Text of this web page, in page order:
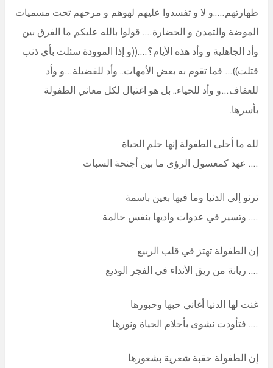
طهارتهم…..و لا و تفسدوا عليهم لهوهم و مرحهم تحت مسميات
الموضة والتمدن و الحضارة…. قولوا بالله عليكم ما الفرق بين
وأد الجاهلية و وأد هذه الأيام؟….((و إذا الموودة سئلت بأي ذنب
قتلت))… فما تقوم به بعض الأمهات.. وأد للفضيلة…و وأد
للعفاف…و وأد للحياء.. بل هو اغتيال لكل معاني الطفولة
بأسرها.
لله ما أحلى الطفولة إنها حلم الحياة
…. عهد كمعسول الرؤى ما بين أجنحة السبات
ترنو إلى الدنيا وما فيها بعين باسمة
…. وتسير في عدوات واديها بنفس حالمة
إن الطفولة تهتز في قلب الربيع
…. ريانة من ريق الأنداء في الفجر الوديع
غنت لها الدنيا أغاني حبها وحبورها
…. فتأودت نشوى بأحلام الحياة ونورها
إن الطفولة حقبة شعرية بشعورها